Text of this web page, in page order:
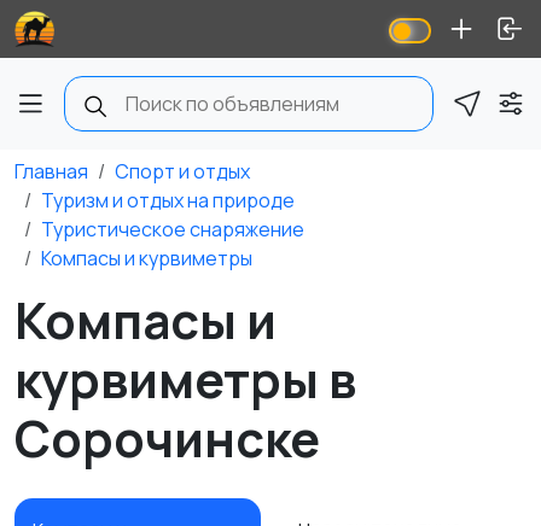
Главная
Спорт и отдых
Туризм и отдых на природе
Туристическое снаряжение
Компасы и курвиметры
Компасы и
курвиметры в
Сорочинске